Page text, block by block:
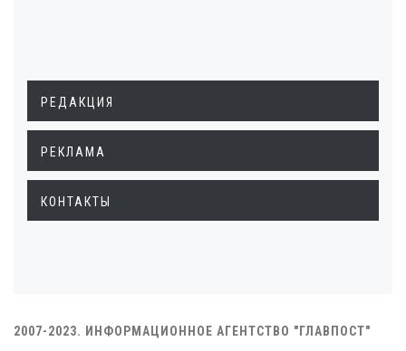
РЕДАКЦИЯ
РЕКЛАМА
КОНТАКТЫ
2007-2023. ИНФОРМАЦИОННОЕ АГЕНТСТВО "ГЛАВПОСТ"